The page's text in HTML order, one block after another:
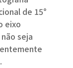
de 15°
eixo
seja